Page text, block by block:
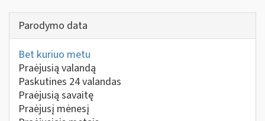
Parodymo data
Bet kuriuo metu
Praėjusią valandą
Paskutines 24 valandas
Praėjusią savaitę
Praėjusį mėnesį